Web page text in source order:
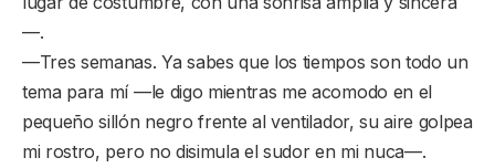
—.
—Tres semanas. Ya sabes que los tiempos son todo un
tema para mí —le digo mientras me acomodo en el
pequeño sillón negro frente al ventilador, su aire golpea
mi rostro, pero no disimula el sudor en mi nuca—.